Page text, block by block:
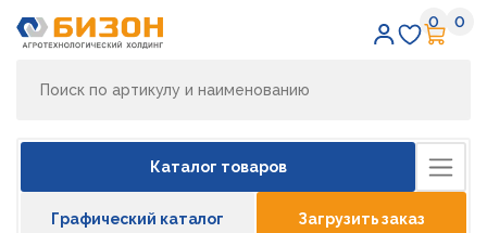
0 0
Каталог товаров
Графический каталог Загрузить заказ